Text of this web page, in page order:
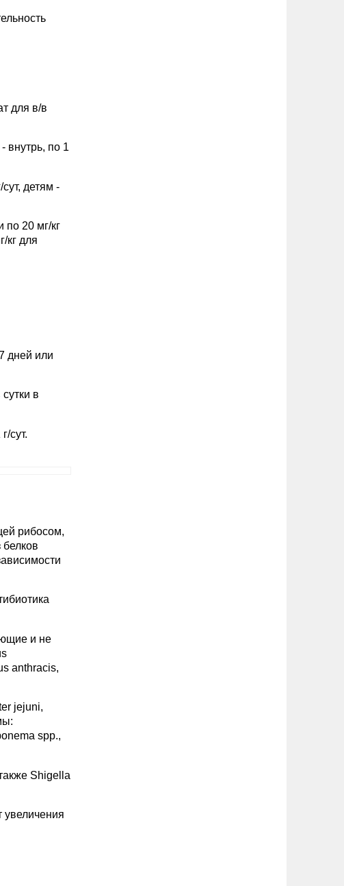
для в/в
внутрь, по 1
детям -
по 20 мг/кг
кг для
дней или
в
сут.
рибосом,
и не
anthracis,
jejuni,
spp.,
Shigella
увеличения